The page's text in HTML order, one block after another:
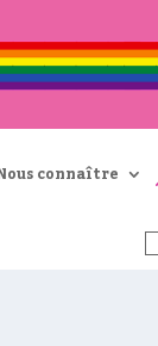
connaître